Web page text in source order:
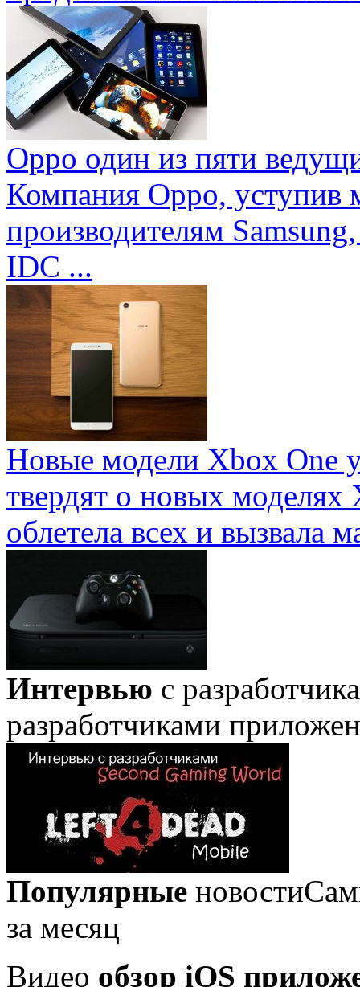
Oppo один из пяти
Компания Oppo, уступив
производителям
IDC ...
Новые модели Xbox One
твердят о новых
облетела всех и вызвала
Интервью с
разработчиками
Популярные новости
за месяц
Видео обзор iOS